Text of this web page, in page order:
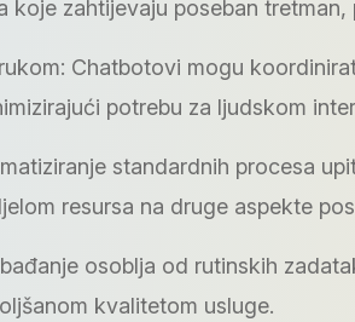
koje zahtijevaju poseban
Chatbotovi mogu
potrebu za ljudskom
standardnih procesa
resursa na druge aspekte
osoblja od rutinskih
kvalitetom usluge.